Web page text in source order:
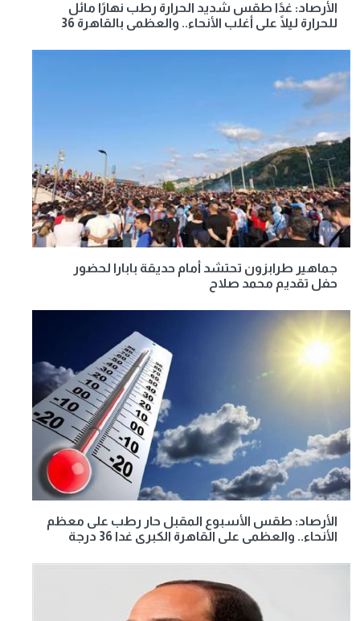
الأرصاد: غدًا طقس شديد الحرارة رطب نهارًا مائل
للحرارة ليلًا على أغلب الأنحاء.. والعظمى بالقاهرة 36
جماهير طرابزون تحتشد أمام حديقة بابارا لحضور
حفل تقديم محمد صلاح
الأرصاد: طقس الأسبوع المقبل حار رطب على معظم
الأنحاء.. والعظمى على القاهرة الكبرى غدا 36 درجة